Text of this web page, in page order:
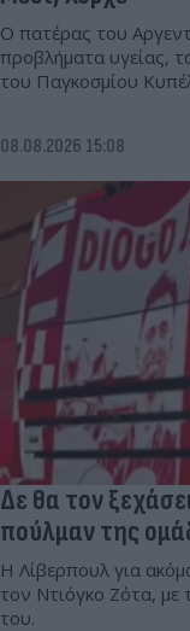
Ο πατέρας του
προβλήματα υγείας,
του Παγκοσμίου
08.08.2026 15:08
Δε θα τον
πούλμαν της
Η Λίβερπουλ για
τον Ντιόγκο Ζότα, με
του.